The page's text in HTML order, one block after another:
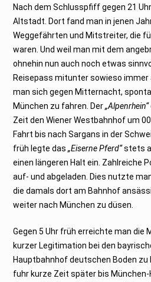
Nach dem Schlusspfiff gegen 21
Altstadt. Dort fand man in jenen
Weggefährten und Mitstreiter, die
waren. Und weil man mit dem
ohnehin nun auch noch etwas
Reisepass mitunter sowieso immer
man sich gegen Mitternacht,
München zu fahren. Der„Alpenrhein“
Zeit den Wiener Westbahnhof um
Fahrt bis nach Sargans in der
früh legte das„Eiserne Pferd“stets
einen längeren Halt ein. Zahlreiche
auf- und abgeladen. Dies nutzte
die damals dort am Bahnhof
weiter nach München zu düsen.
Gegen 5 Uhr früh erreichte man die
kurzer Legitimation bei den
Hauptbahnhof deutschen Boden zu
fuhr kurze Zeit später bis